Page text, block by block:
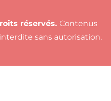
réservés. Contenus
sans autorisation.